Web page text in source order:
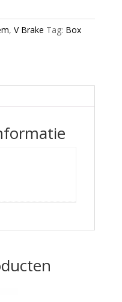
, V Brake Tag: Box